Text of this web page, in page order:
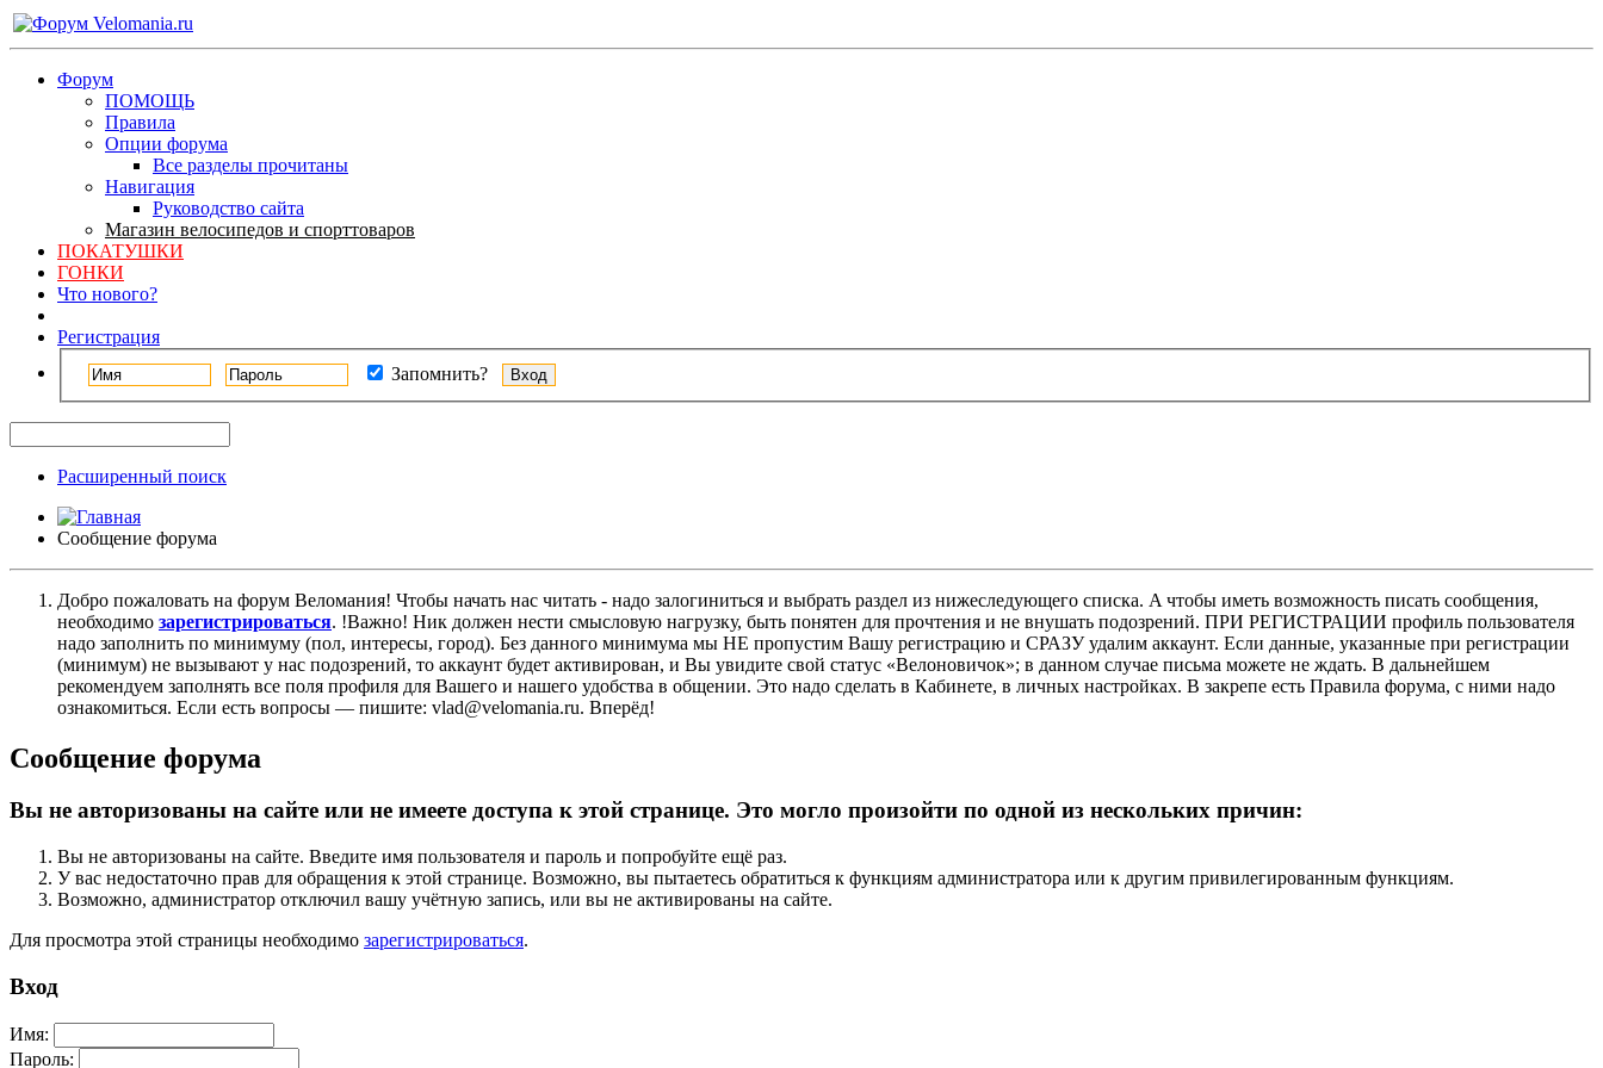
Форум
ПОМОЩЬ
Правила
Опции форума
Все разделы прочитаны
Навигация
Руководство сайта
Магазин велосипедов и спорттоваров
ПОКАТУШКИ
ГОНКИ
Что нового?
Регистрация
Запомнить?
Расширенный поиск
Сообщение форума
Добро пожаловать на форум Веломания! Чтобы начать нас читать - надо залогиниться и выбрать раздел из нижеследующего списка. A чтобы иметь возможность писать сообщения,
необходимо зарегистрироваться. !Важно! Ник должен нести смысловую нагрузку, быть понятен для прочтения и не внушать подозрений. ПРИ РЕГИСТРАЦИИ профиль пользователя
надо заполнить по минимуму (пол, интересы, город). Без данного минимума мы НЕ пропустим Вашу регистрацию и СРАЗУ удалим аккаунт. Если данные, указанные при регистрации
(минимум) не вызывают у нас подозрений, то аккаунт будет активирован, и Вы увидите свой статус «Велоновичок»; в данном случае письма можете не ждать. В дальнейшем
рекомендуем заполнять все поля профиля для Вашего и нашего удобства в общении. Это надо сделать в Кабинете, в личных настройках. В закрепе есть Правила форума, с ними надо
ознакомиться. Если есть вопросы — пишите: vlad@velomania.ru. Вперёд!
Сообщение форума
Вы не авторизованы на сайте или не имеете доступа к этой странице. Это могло произойти по одной из нескольких причин:
Вы не авторизованы на сайте. Введите имя пользователя и пароль и попробуйте ещё раз.
У вас недостаточно прав для обращения к этой странице. Возможно, вы пытаетесь обратиться к функциям администратора или к другим привилегированным функциям.
Возможно, администратор отключил вашу учётную запись, или вы не активированы на сайте.
Для просмотра этой страницы необходимо зарегистрироваться.
Вход
Имя:
Пароль: